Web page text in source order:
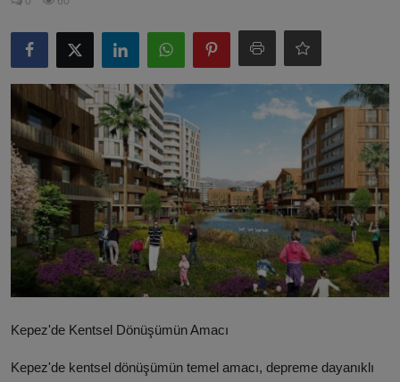
BELEDİYELER
Kepez'de Kentsel Dönüşümün Amacı
Kepez'de kentsel dönüşümün temel amacı, depreme dayanıklı